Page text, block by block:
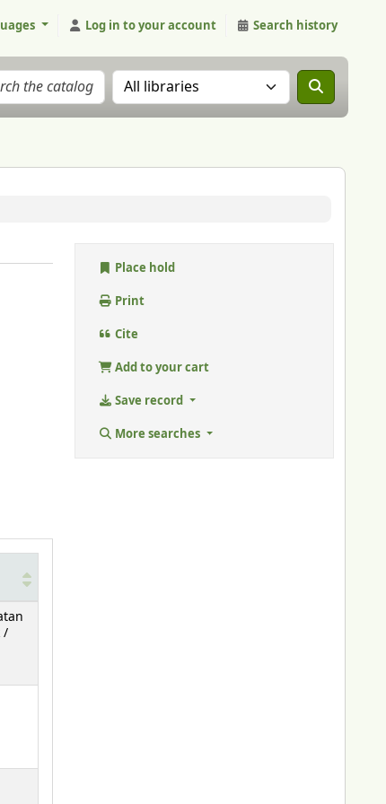
Log in to your account Search history
Search the catalog in:
/
Place hold
Print
Cite
Add to your cart
Save record
More searches